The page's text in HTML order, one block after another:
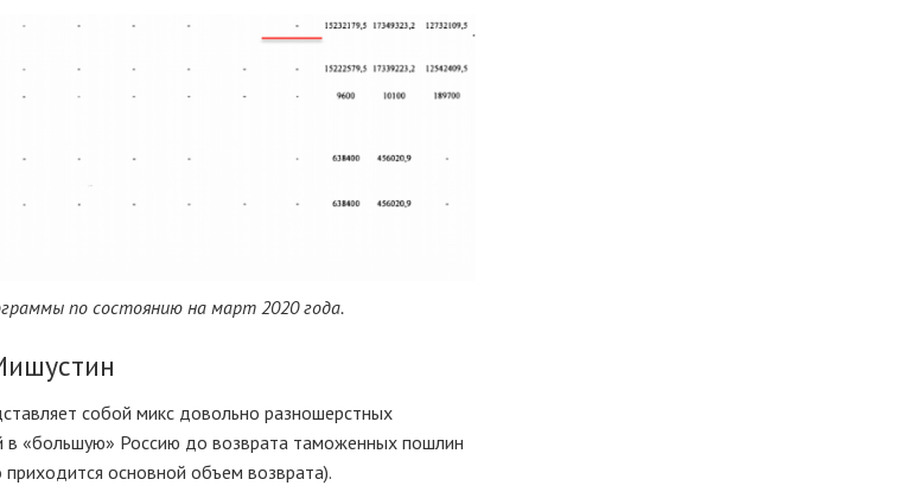
по состоянию на март 2020 года.
собой микс довольно разношерстных
в «большую» Россию до возврата таможенных пошлин
основной объем возврата).